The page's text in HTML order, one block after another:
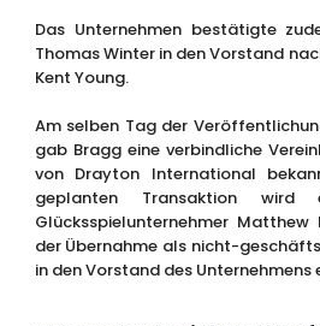
Das Unternehmen bestätigte
Thomas Winter in den Vorstand
Kent Young.
Am selben Tag der
gab Bragg eine verbindliche
von Drayton International
geplanten Transaktion
Glücksspielunternehmer Matthew
der Übernahme als nicht-
in den Vorstand des Unternehmens